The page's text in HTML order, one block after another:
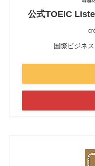
公式TOEIC
国際ビジネ